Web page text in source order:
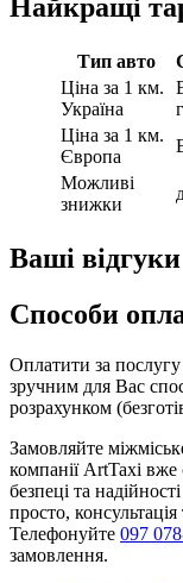
Найкращі
Тип авто
Ціна за 1 км.
Україна
Ціна за 1 км.
Європа
Можливі
знижки
Ваші відгуки
Способи
Оплатити за
зручним для Вас
розрахунком
Замовляйте
компанії ArtTaxi вже
безпеці та
просто,
Телефонуйте 097
замовлення.